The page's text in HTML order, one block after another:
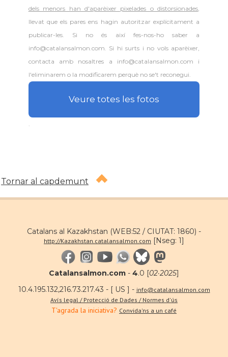
dels menors han d'aparèixer pixelades o distorsionades,
llevat que els pares ens hagin autoritzar explícitament a
publicar-les. Si no és així fes-nos-ho saber a
info@catalansalmon.com. Si hi surts i no vols aparèixer,
contacta amb nosaltres a info@catalansalmon.com i
l'eliminarem o la modificarem perquè no se't reconegui.
Veure totes les fotos
Tornar al capdemunt
Catalans al Kazakhstan (WEB:52 / CIUTAT: 1860) -
http://Kazakhstan.catalansalmon.com [Nseg: 1]
Catalansalmon.com - 4.0 [02·2025]
10.4.195.132,216.73.217.43 - [ US ] - info@catalansalmon.com
Avís legal / Protecció de Dades / Normes d'ús
T'agrada la iniciativa? Convida'ns a un café